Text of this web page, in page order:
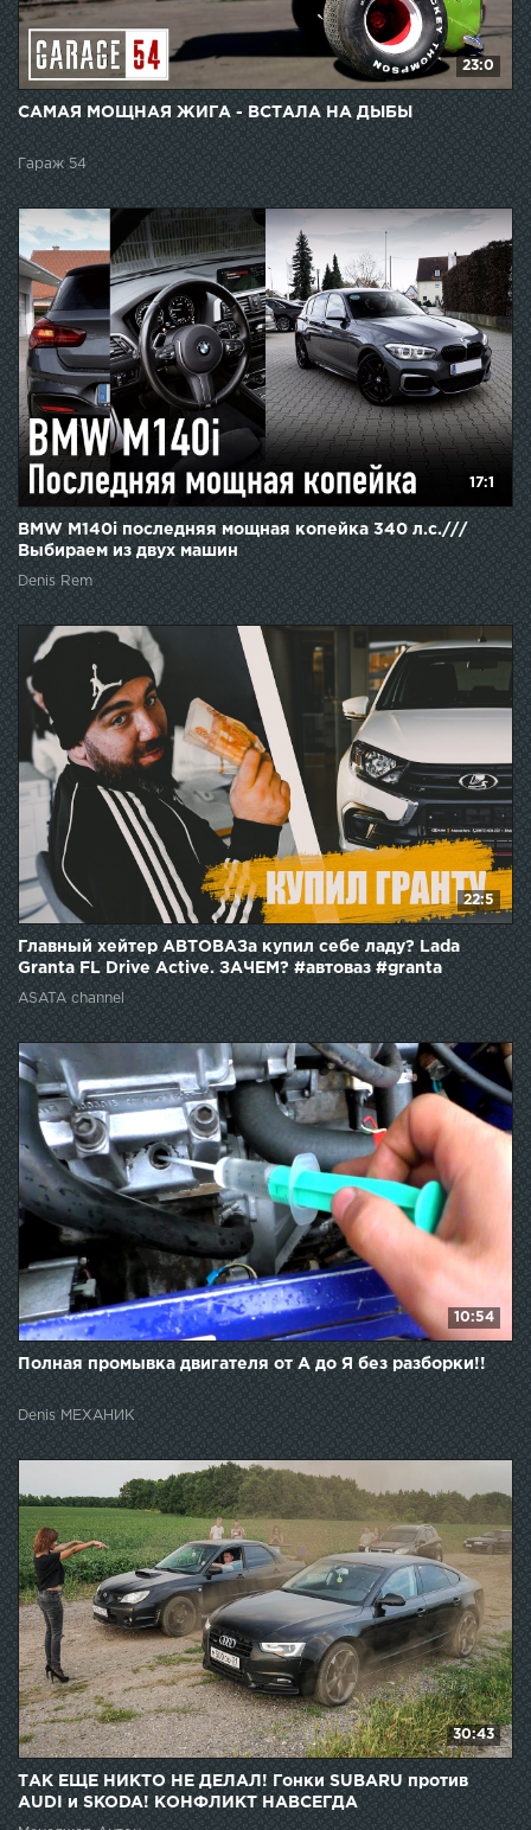
23:0
САМАЯ МОЩНАЯ ЖИГА - ВСТАЛА НА ДЫБЫ
Гараж 54
17:1
BMW M140i последняя мощная копейка 340 л.с.///
Выбираем из двух машин
Denis Rem
22:5
Главный хейтер АВТОВАЗа купил себе ладу? Lada
Granta FL Drive Active. ЗАЧЕМ? #автоваз #granta
ASATA channel
10:54
Полная промывка двигателя от А до Я без разборки!!
Denis МЕХАНИК
30:43
ТАК ЕЩЕ НИКТО НЕ ДЕЛАЛ! Гонки SUBARU против
AUDI и SKODA! КОНФЛИКТ НАВСЕГДА